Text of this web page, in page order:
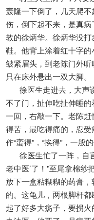
轰隆一下倒了，几天爬
伤，倒下起不来，是真
敦的徐炳华。徐炳华没
鞋。他背上涂着红十字的
皱紧眉头，到老陈门外听
只在床外悬出一双大脚。
徐医生走进去，大声
不了门，扯伸吃扯伸睡
一回，右敲一下。老陈
得苦，最吃得痛的，忍
作“蛮得”，“挨得”，一般
徐医生忙了一阵，自
老中医’了！”至尾拿棉
放下一盒粘糊糊的药膏
的。这龟儿，两根脚杆
起了好多大疡子，要拐